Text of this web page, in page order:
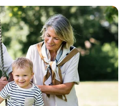
Instagram Model's Quest